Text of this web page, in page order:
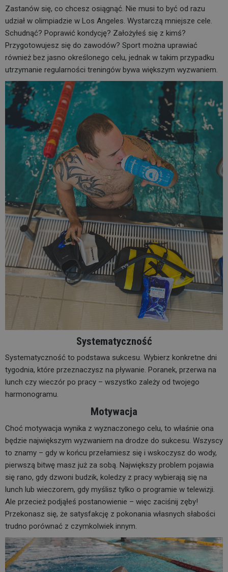
Zastanów się, co chcesz osiągnąć. Nie musi to być od razu
udział w olimpiadzie w Los Angeles. Wystarczą mniejsze cele.
Schudnąć? Poprawić kondycję? Założyłeś się z kimś?
Przygotowujesz się do zawodów? Sport można uprawiać
również bez jasno określonego celu, jednak w takim przypadku
utrzymanie regularności treningów bywa większym wyzwaniem.
Systematyczność
Systematyczność to podstawa sukcesu. Wybierz konkretne dni
tygodnia, które przeznaczysz na pływanie. Poranek, przerwa na
lunch czy wieczór po pracy – wszystko zależy od twojego
harmonogramu.
Motywacja
Choć motywacja wynika z wyznaczonego celu, to właśnie ona
będzie największym wyzwaniem na drodze do sukcesu. Wszyscy
to znamy – gdy w końcu przełamiesz się i wskoczysz do wody,
pierwszą bitwę masz już za sobą. Największy problem pojawia
się rano, gdy dzwoni budzik, koledzy z pracy wybierają się na
lunch lub wieczorem, gdy myślisz tylko o programie w telewizji.
Ale przecież podjąłeś postanowienie – więc zaciśnij zęby!
Przekonasz się, że satysfakcję z pokonania własnych słabości
trudno porównać z czymkolwiek innym.